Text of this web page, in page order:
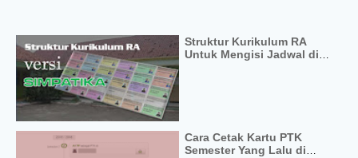
Struktur Kurikulum RA
Untuk Mengisi Jadwal di
Cara Cetak Kartu PTK
Semester Yang Lalu di